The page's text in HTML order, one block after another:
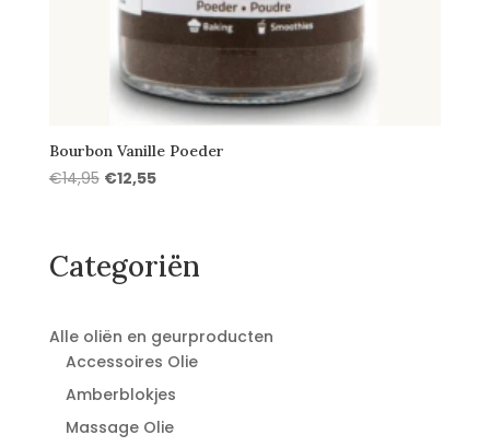
Bourbon Vanille Poeder
€14,95 Oorspronkelijke
€12,55Huidige
€12,55.
Categoriën
Alle oliën en geurproducten
Accessoires Olie
Amberblokjes
Massage Olie